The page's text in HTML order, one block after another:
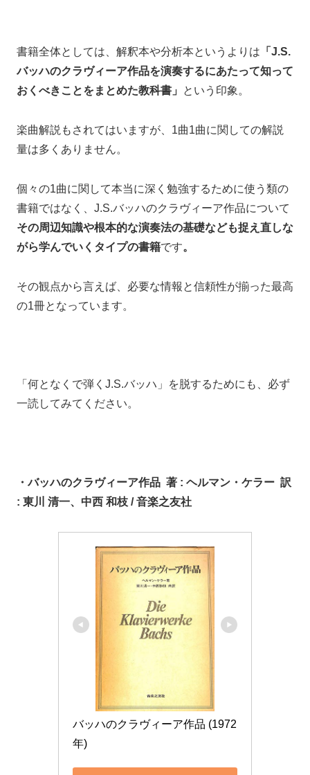
書籍全体としては、 解釈本や分析本というよりは 「J.S.
バッハのクラヴィーア作品を演奏するにあたって知って
おくべきことをまとめた教科書」
という印象。
楽曲解説もされてはいますが、 1曲1曲に関しての解説
量は多くありません。
個々の1曲に関して本当に深く勉強するために使う類の
書籍ではなく、 J.S.バッハのクラヴィーア作品について
その周辺知識や根本的な演奏法の基礎なども捉え直しな
がら学んでいくタイプの書籍です。
その観点から言えば、 必要な情報と信頼性が揃った最高
の1冊となっています。
「何となくで弾くJ.S.バッハ」を脱するためにも、必ず
一読してみてください。
・バッハのクラヴィーア作品 著 : ヘルマン・ケラー 訳
: 東川 清一、中西 和枝 / 音楽之友社
バッハのクラヴィーア作品 (1972
年)